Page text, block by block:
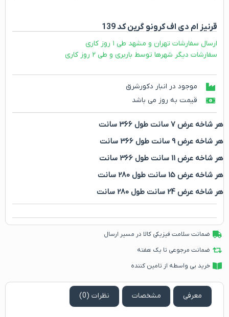
قرنیز ام دی اف کرونو گرین کد 139
ارسال سفارشات تهران و مشهد طی ۱ روز کاری
سفارشات دیگر شهرها توسط باربری و طی ۲ روز کاری
موجود در انبار دکورشرق
قیمت به روز می باشد
هر شاخه عرض 7 سانت طول 366 سانت
هر شاخه عرض 9 سانت طول 366 سانت
هر شاخه عرض 11 سانت طول 366 سانت
هر شاخه عرض 15 سانت طول 280 سانت
هر شاخه عرض 24 سانت طول 280 سانت
ضمانت سلامت فیزیکی کالا در مسیر ارسال
ضمانت مرجوعی تا یک هفته
خرید بی واسطه از تامین کننده
معرفی مشخصات نظرات (0)